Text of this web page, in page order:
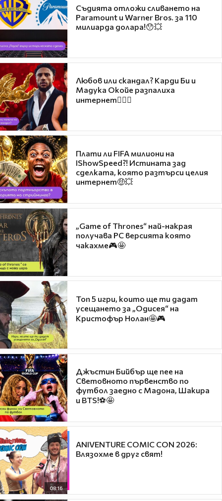
Съдията отложи сливането на
Paramount и Warner Bros. за 110
милиарда долара!😯💥
Любов или скандал? Карди Би и
Мадука Окойе разпалиха
интернет❤️‍🔥🔥
Плати ли FIFA милиони на
IShowSpeed?! Истината зад
сделката, която разтърси целия
интернет🤑💥
„Game of Thrones“ най-накрая
получава PC версията която
чакахме🎮🤩
Топ 5 игри, които ще ти дадат
усещането за „Одисея“ на
Кристофър Нолан🤩🎮
Джъстин Бийбър ще пее на
Световното първенство по
футбол заедно с Мадона, Шакира
и BTS!⚽🤩
08:16
ANIVENTURE COMIC CON 2026:
Влязохме в друг свят!